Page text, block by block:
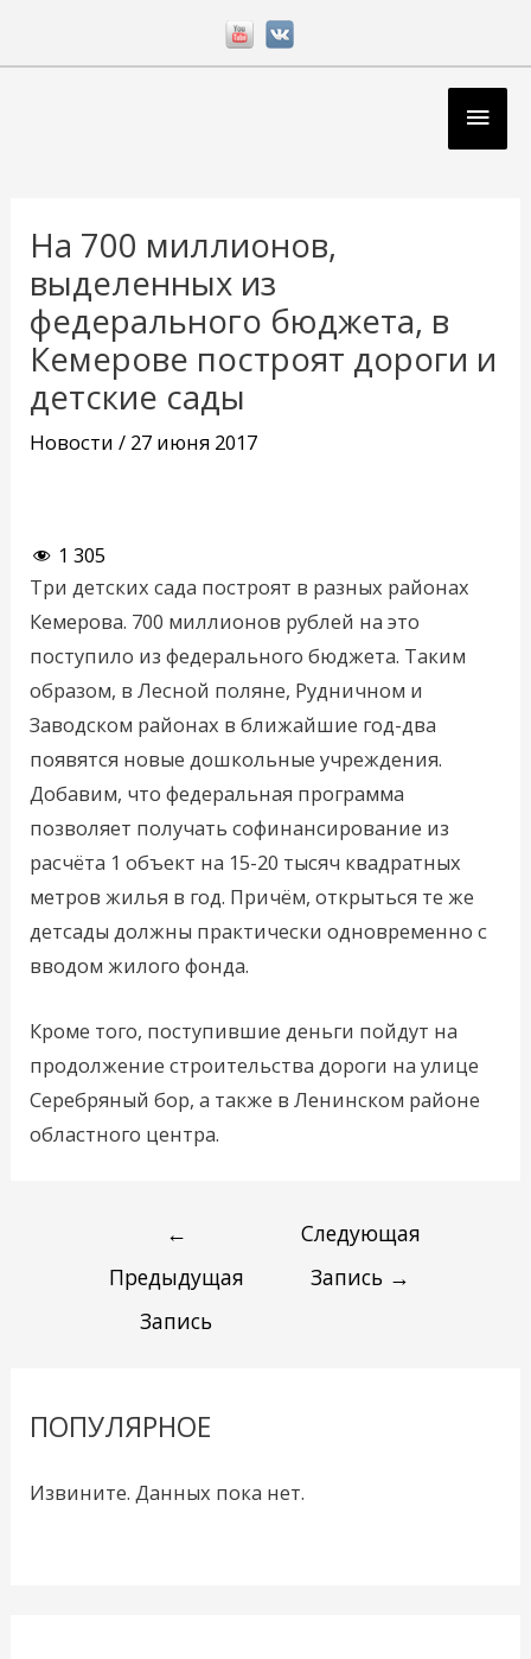
На 700 миллионов,
выделенных из
федерального бюджета, в
Кемерове построят дороги и
детские сады
Новости / 27 июня 2017
1 305
Три детских сада построят в разных районах
Кемерова. 700 миллионов рублей на это
поступило из федерального бюджета. Таким
образом, в Лесной поляне, Рудничном и
Заводском районах в ближайшие год-два
появятся новые дошкольные учреждения.
Добавим, что федеральная программа
позволяет получать софинансирование из
расчёта 1 объект на 15-20 тысяч квадратных
метров жилья в год. Причём, открыться те же
детсады должны практически одновременно с
вводом жилого фонда.
Кроме того, поступившие деньги пойдут на
продолжение строительства дороги на улице
Серебряный бор, а также в Ленинском районе
областного центра.
записям
←
Предыдущая
Запись
Следующая
Запись →
ПОПУЛЯРНОЕ
Извините. Данных пока нет.